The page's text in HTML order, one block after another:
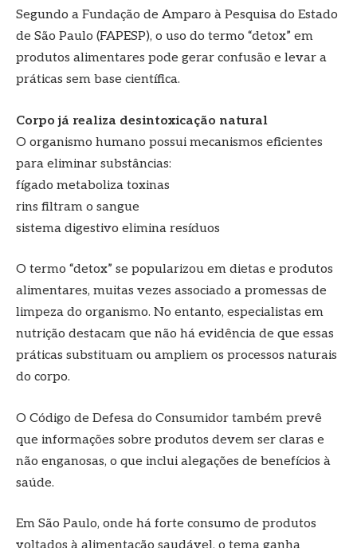
Segundo a Fundação de Amparo à Pesquisa do Estado
de São Paulo (FAPESP), o uso do termo “detox” em
produtos alimentares pode gerar confusão e levar a
práticas sem base científica.
Corpo já realiza desintoxicação natural
O organismo humano possui mecanismos eficientes
para eliminar substâncias:
fígado metaboliza toxinas
rins filtram o sangue
sistema digestivo elimina resíduos
O termo “detox” se popularizou em dietas e produtos
alimentares, muitas vezes associado a promessas de
limpeza do organismo. No entanto, especialistas em
nutrição destacam que não há evidência de que essas
práticas substituam ou ampliem os processos naturais
do corpo.
O Código de Defesa do Consumidor também prevê
que informações sobre produtos devem ser claras e
não enganosas, o que inclui alegações de benefícios à
saúde.
Em São Paulo, onde há forte consumo de produtos